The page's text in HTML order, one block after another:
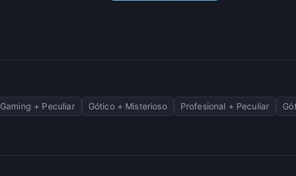
Gaming + Peculiar Gótico + Misterioso Profesional + Peculiar